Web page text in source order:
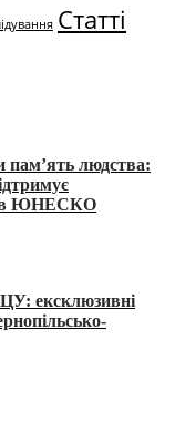
Статті
пам’ять людства:
в ЮНЕСКО
ексклюзивні